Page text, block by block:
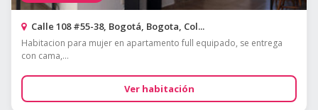
Calle 108 #55-38, Bogotá, Bogota, Col...
Habitacion para mujer en apartamento full equipado, se entrega
con cama,...
Ver habitación